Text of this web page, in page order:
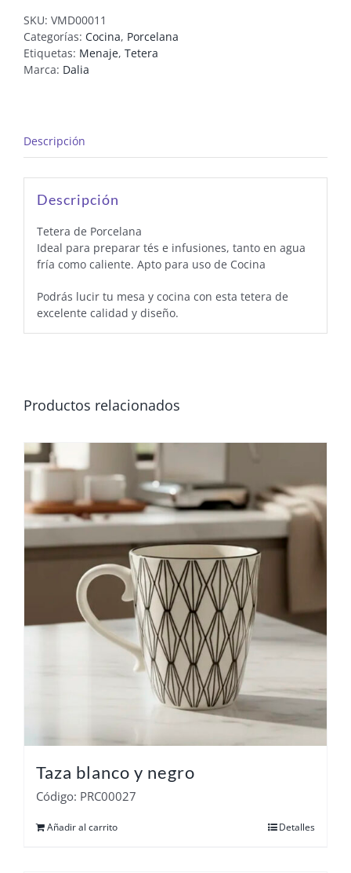
SKU: VMD00011
Categorías: Cocina, Porcelana
Etiquetas: Menaje, Tetera
Marca: Dalia
Descripción
Descripción
Tetera de Porcelana
Ideal para preparar tés e infusiones, tanto en agua
fría como caliente. Apto para uso de Cocina
Podrás lucir tu mesa y cocina con esta tetera de
excelente calidad y diseño.
Productos relacionados
Taza blanco y negro
Código: PRC00027
Añadir al carrito Detalles